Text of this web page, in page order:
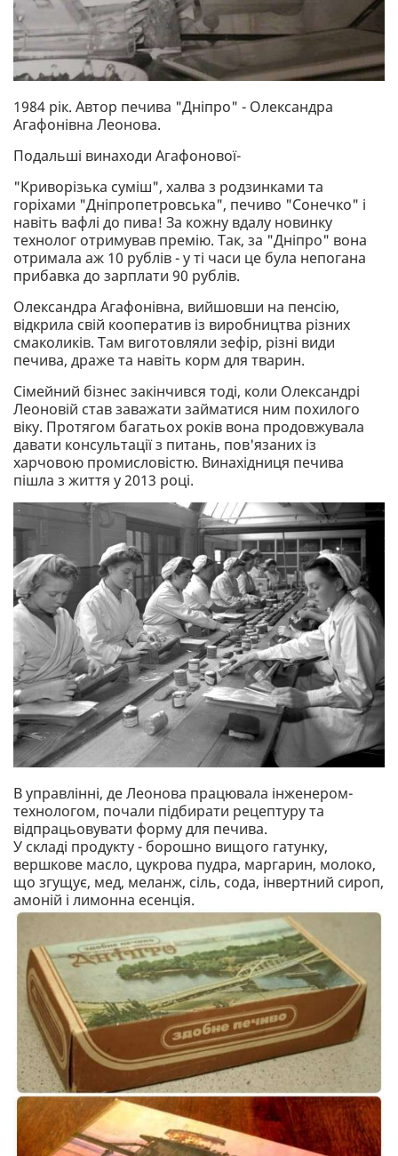
1984 рік. Автор печива "Дніпро" - Олександра
Агафонівна Леонова.
Подальші винаходи Агафонової-
"Криворізька суміш", халва з родзинками та
горіхами "Дніпропетровська", печиво "Сонечко" і
навіть вафлі до пива! За кожну вдалу новинку
технолог отримував премію. Так, за "Дніпро" вона
отримала аж 10 рублів - у ті часи це була непогана
прибавка до зарплати 90 рублів.
Олександра Агафонівна, вийшовши на пенсію,
відкрила свій кооператив із виробництва різних
смаколиків. Там виготовляли зефір, різні види
печива, драже та навіть корм для тварин.
Сімейний бізнес закінчився тоді, коли Олександрі
Леоновій став заважати займатися ним похилого
віку. Протягом багатьох років вона продовжувала
давати консультації з питань, пов'язаних із
харчовою промисловістю. Винахідниця печива
пішла з життя у 2013 році.
В управлінні, де Леонова працювала інженером-
технологом, почали підбирати рецептуру та
відпрацьовувати форму для печива.
У складі продукту - борошно вищого гатунку,
вершкове масло, цукрова пудра, маргарин, молоко,
що згущує, мед, меланж, сіль, сода, інвертний сироп,
амоній і лимонна есенція.